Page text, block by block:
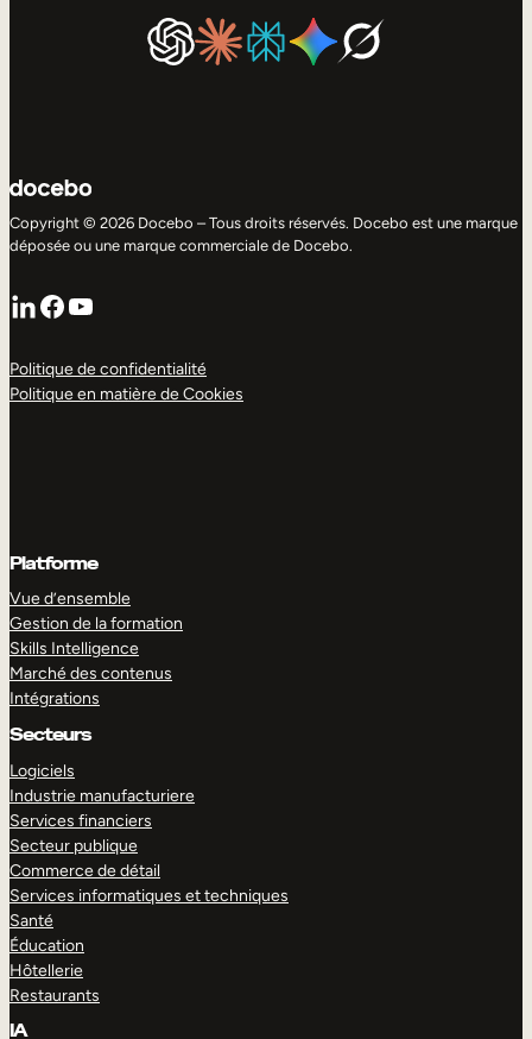
Copyright © 2026 Docebo – Tous droits réservés. Docebo est une marque
déposée ou une marque commerciale de Docebo.
LinkedIn
Facebook
YouTube
Politique de confidentialité
Politique en matière de Cookies
Platforme
Vue d’ensemble
Gestion de la formation
Skills Intelligence
Marché des contenus
Intégrations
Secteurs
Logiciels
Industrie manufacturiere
Services financiers
Secteur publique
Commerce de détail
Services informatiques et techniques
Santé
Éducation
Hôtellerie
Restaurants
IA